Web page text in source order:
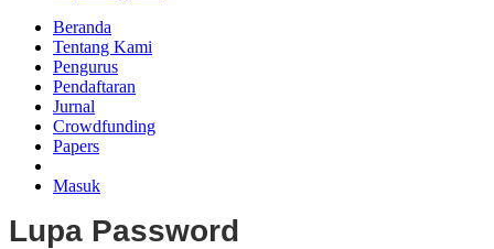
Beranda
Tentang Kami
Pengurus
Pendaftaran
Jurnal
Crowdfunding
Papers
Masuk
Lupa Password